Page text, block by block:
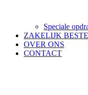
Speciale
ZAKELIJK
OVER ONS
CONTACT